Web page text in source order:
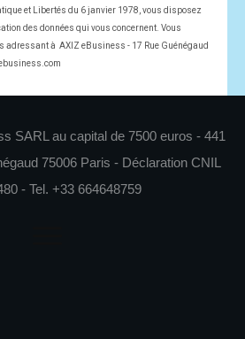
et Libertés du 6 janvier 1978, vous disposez
des données qui vous concernent. Vous
adressant à AXIZ eBusiness - 17 Rue Guénégaud
SARL au capital de 7500 euros - 441
75006 Paris - Déclaration CNIL
- Tel. +33 664648759